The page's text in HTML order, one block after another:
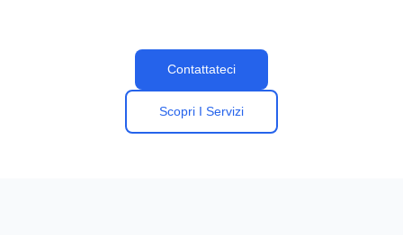
Contattateci
Scopri I Servizi